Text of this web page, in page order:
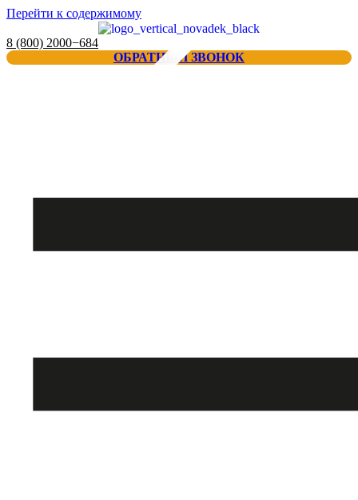
Перейти к содержимому
8 (800) 2000−684
ОБРАТНЫЙ ЗВОНОК